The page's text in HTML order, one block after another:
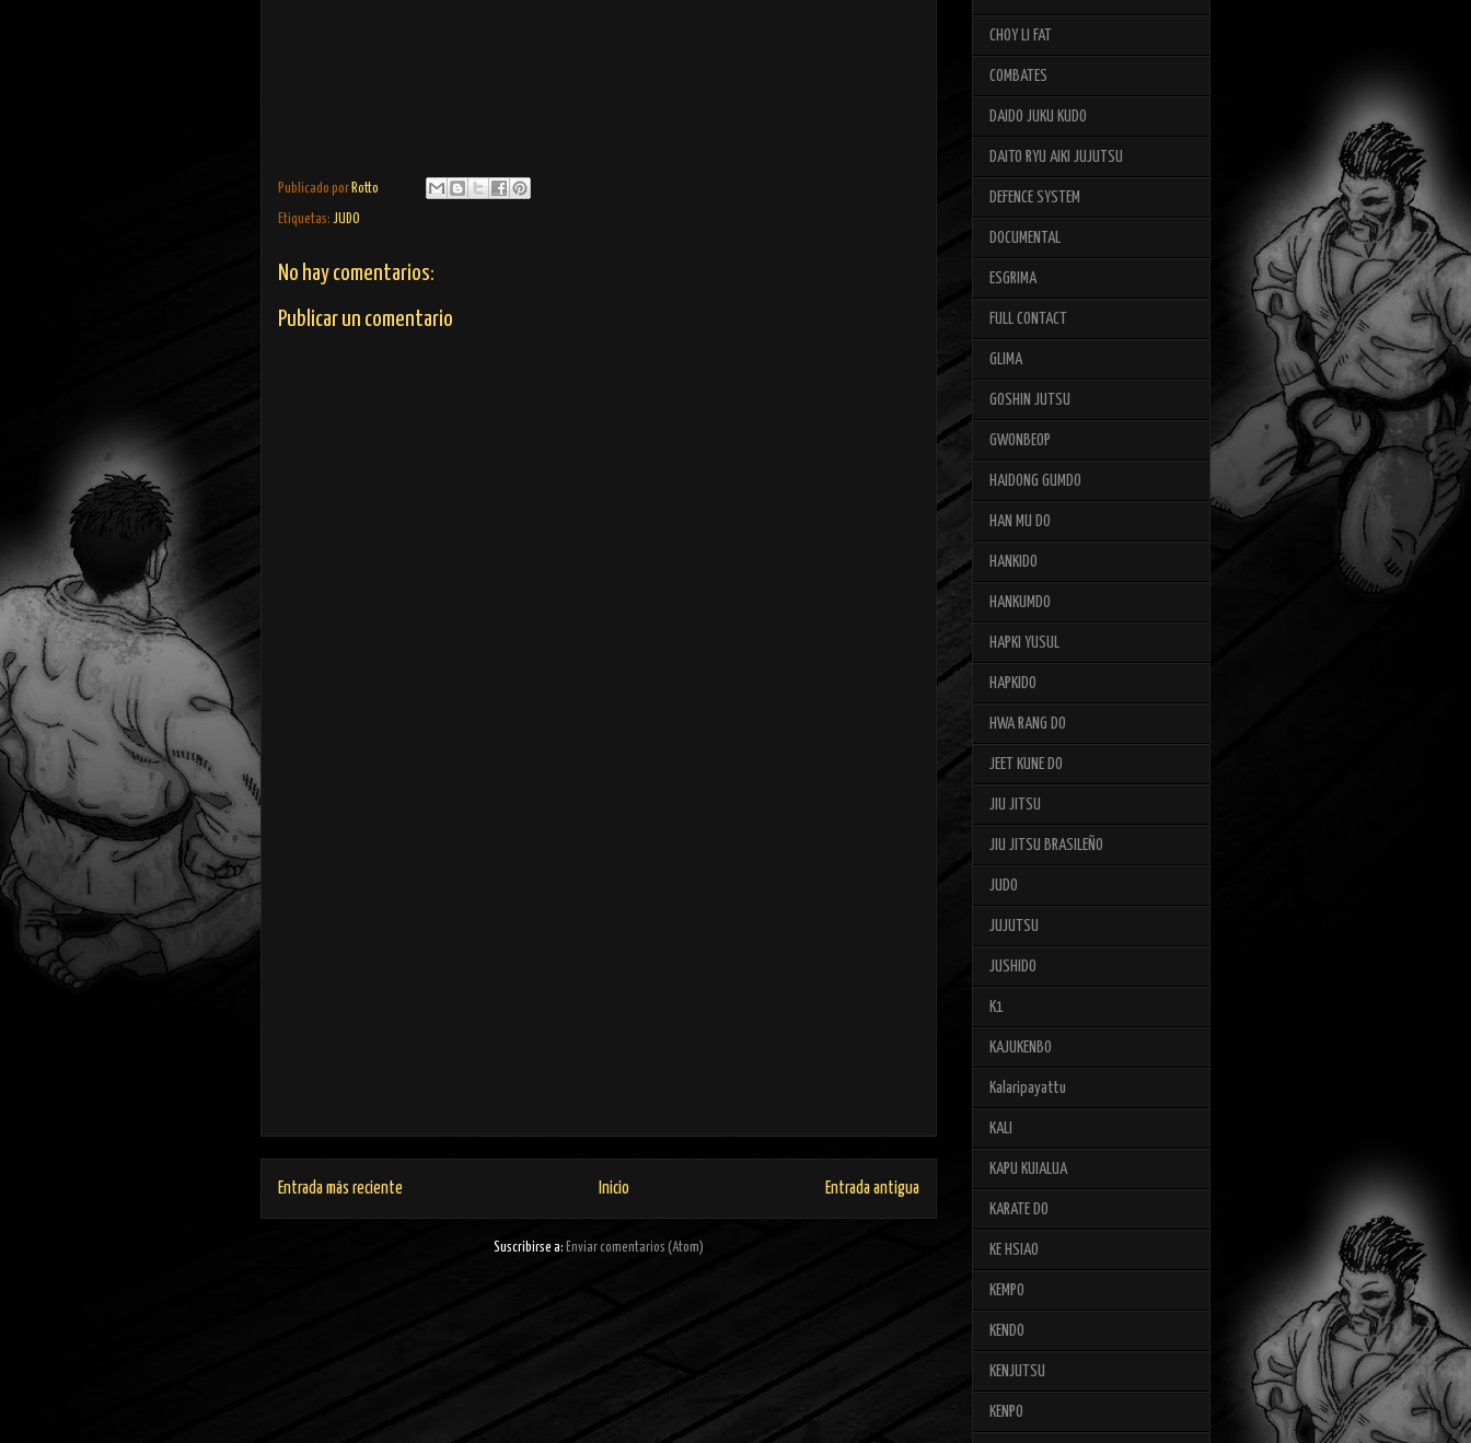
Publicado porRotto
Etiquetas: JUDO
No hay comentarios:
Publicar un comentario
Entrada más reciente Entrada antigua
Inicio
Suscribirse a: Enviar comentarios (Atom)
CHOY LI FAT
COMBATES
DAIDO JUKU KUDO
DAITO RYU AIKI JUJUTSU
DEFENCE SYSTEM
DOCUMENTAL
ESGRIMA
FULL CONTACT
GLIMA
GOSHIN JUTSU
GWONBEOP
HAIDONG GUMDO
HAN MU DO
HANKIDO
HANKUMDO
HAPKI YUSUL
HAPKIDO
HWA RANG DO
JEET KUNE DO
JIU JITSU
JIU JITSU BRASILEÑO
JUDO
JUJUTSU
JUSHIDO
K1
KAJUKENBO
Kalaripayattu
KALI
KAPU KUIALUA
KARATE DO
KE HSIAO
KEMPO
KENDO
KENJUTSU
KENPO